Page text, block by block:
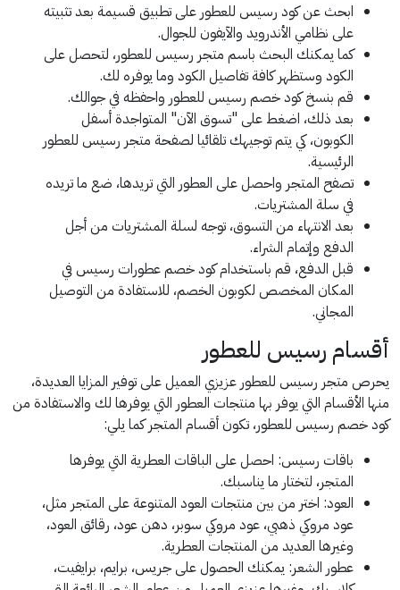
ابحث عن كود رسيس للعطور على تطبيق قسيمة بعد تثبيته
على نظامي الأندرويد والآيفون للجوال.
كما يمكنك البحث باسم متجر رسيس للعطور، لتحصل على
الكود وستظهر كافة تفاصيل الكود وما يوفره لك.
قم بنسخ كود خصم رسيس للعطور واحفظه في جوالك.
بعد ذلك، اضغط على "تسوق الآن" المتواجدة أسفل
الكوبون، كي يتم توجيهك تلقائيا لصفحة متجر رسيس للعطور
الرئيسية.
تصفح المتجر واحصل على العطور التي تريدها، ضع ما تريده
في سلة المشتريات.
بعد الانتهاء من التسوق، توجه لسلة المشتريات من أجل
الدفع وإتمام الشراء.
قبل الدفع، قم باستخدام كود خصم عطورات رسيس في
المكان المخصص لكوبون الخصم، للاستفادة من التوصيل
المجاني.
أقسام رسيس للعطور
يحرص متجر رسيس للعطور عزيزي العميل على توفير المزايا العديدة،
منها الأقسام التي يوفر بها منتجات العطور التي يوفرها لك والاستفادة من
كود خصم رسيس للعطور، تكون أقسام المتجر كما يلي:
باقات رسيس: احصل على الباقات العطرية التي يوفرها
المتجر، لتختار ما يناسبك.
العود: اختر من بين منتجات العود المتنوعة على المتجر مثل،
عود مروكي ذهبي، عود مروكي سوبر، دهن عود، رقائق العود،
وغيرها العديد من المنتجات العطرية.
عطور الشعر: يمكنك الحصول على جريس، برايم، برايفيت،